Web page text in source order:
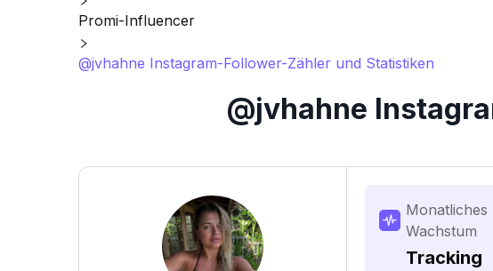
Promi-Influencer
@jvhahne Instagram-Follower-Zähler und Statistiken
@jvhahne
Monatliches
Wachstum
Tracking